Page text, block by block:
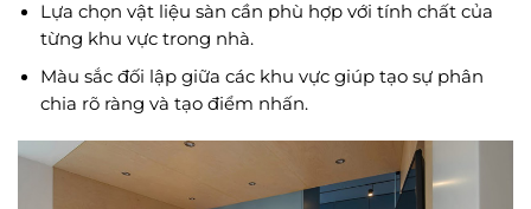
Lựa chọn vật liệu sàn cần phù hợp với tính chất của
từng khu vực trong nhà.
Màu sắc đối lập giữa các khu vực giúp tạo sự phân
chia rõ ràng và tạo điểm nhấn.